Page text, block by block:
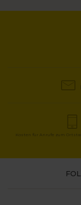
Kosten für Anrufe zum